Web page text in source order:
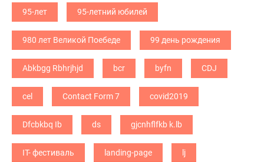
95-лет 95-летний юбилей
980 лет Великой Поебеде 99 день рождения
Abkbgg Rbhrjhjd bcr byfn CDJ
cel Contact Form 7 covid2019
Dfcbkbq Ib ds gjcnhflfkb k.lb
IT- фестиваль landing-page lj